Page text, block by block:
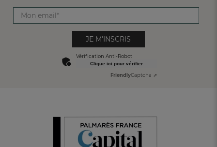
JE M'INSCRIS
Vérification Anti-Robot
Clique ici pour vérifier
FriendlyCaptcha ⇗